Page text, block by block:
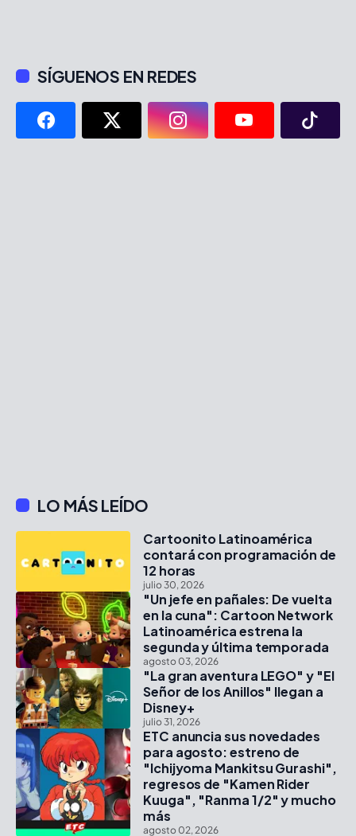
SÍGUENOS EN REDES
LO MÁS LEÍDO
Cartoonito Latinoamérica
contará con programación de
12 horas
julio 30, 2026
"Un jefe en pañales: De vuelta
en la cuna": Cartoon Network
Latinoamérica estrena la
segunda y última temporada
agosto 03, 2026
"La gran aventura LEGO" y "El
Señor de los Anillos" llegan a
Disney+
julio 31, 2026
ETC anuncia sus novedades
para agosto: estreno de
"Ichijyoma Mankitsu Gurashi",
regresos de "Kamen Rider
Kuuga", "Ranma 1/2" y mucho
más
agosto 02, 2026